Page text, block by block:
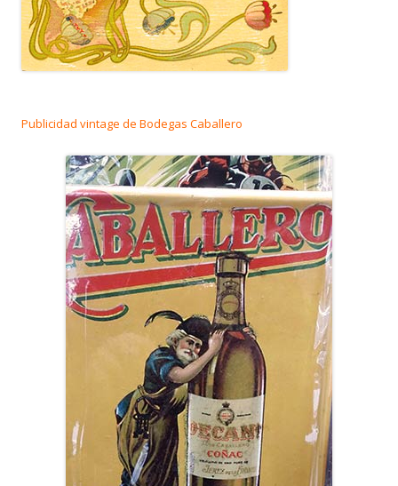
Publicidad vintage de Bodegas Caballero